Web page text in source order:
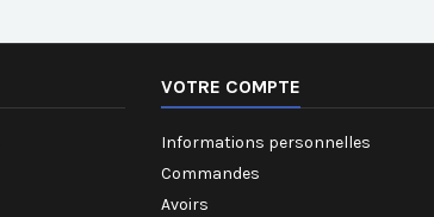
VOTRE COMPTE
Informations personnelles
Commandes
Avoirs